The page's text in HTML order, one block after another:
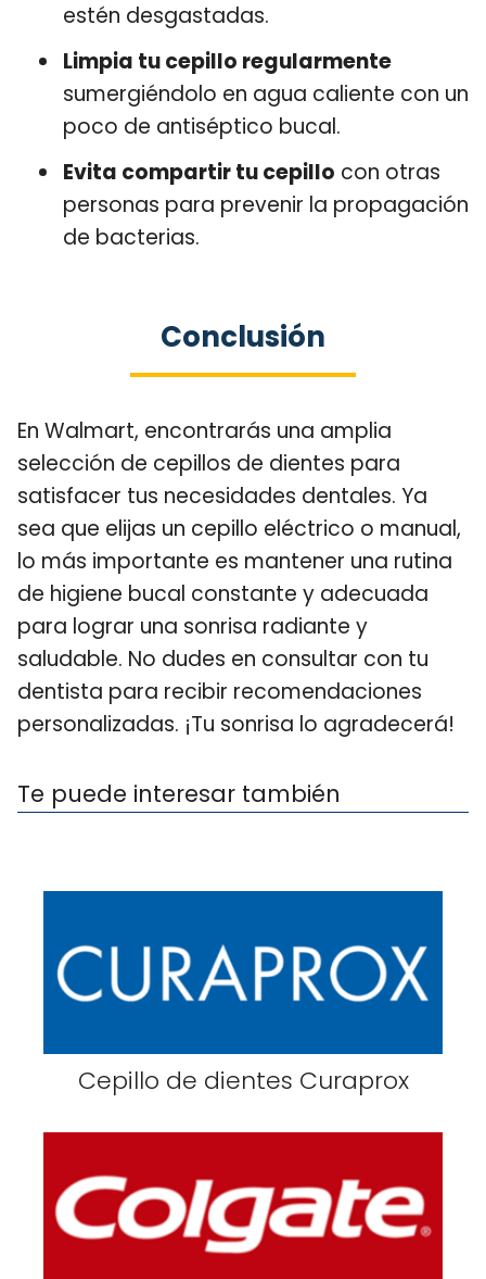
estén desgastadas.
Limpia tu cepillo regularmente
sumergiéndolo en agua caliente con un
poco de antiséptico bucal.
Evita compartir tu cepillo con otras
personas para prevenir la propagación
de bacterias.
Conclusión
En Walmart, encontrarás una amplia
selección de cepillos de dientes para
satisfacer tus necesidades dentales. Ya
sea que elijas un cepillo eléctrico o manual,
lo más importante es mantener una rutina
de higiene bucal constante y adecuada
para lograr una sonrisa radiante y
saludable. No dudes en consultar con tu
dentista para recibir recomendaciones
personalizadas. ¡Tu sonrisa lo agradecerá!
Te puede interesar también
Cepillo de dientes Curaprox